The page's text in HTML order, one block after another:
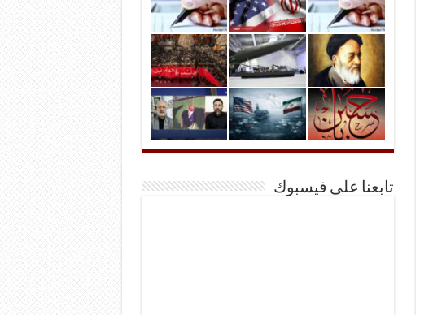
تابعنا على فيسبوك